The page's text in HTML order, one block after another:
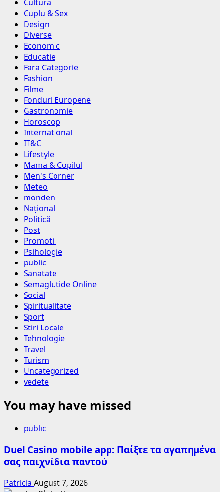
Cultura
Cuplu & Sex
Design
Diverse
Economic
Educatie
Fara Categorie
Fashion
Filme
Fonduri Europene
Gastronomie
Horoscop
International
IT&C
Lifestyle
Mama & Copilul
Men's Corner
Meteo
monden
Național
Politică
Post
Promotii
Psihologie
public
Sanatate
Semaglutide Online
Social
Spiritualitate
Sport
Stiri Locale
Tehnologie
Travel
Turism
Uncategorized
vedete
You may have missed
public
Duel Casino mobile app: Παίξτε τα αγαπημένα
σας παιχνίδια παντού
Patricia August 7, 2026